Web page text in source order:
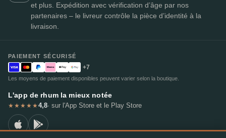
et plus. Expédition avec vérification d’âge par nos
partenaires – le livreur contrôle la pièce d’identité à la
livraison.
PAIEMENT SÉCURISÉ
+7
Les moyens de paiement disponibles peuvent varier selon la boutique.
L'app de rhum la mieux notée
★★★★★4,8· sur l'App Store et le Play Store